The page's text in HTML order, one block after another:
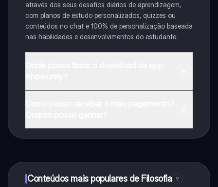
através dos seus desafios diários de aprendizagem,
com planos de estudo personalizados, quizzes ou
conteúdos no chat e 100% de personalização baseada
nas habilidades e desenvolvimentos do estudante.
Conteúdos mais populares de Filosofia 9